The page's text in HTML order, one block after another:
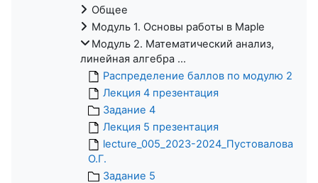
Общее
Модуль 1. Основы работы в Maple
Модуль 2. Математический анализ,
линейная алгебра ...
Распределение баллов по модулю 2
Лекция 4 презентация
Задание 4
Лекция 5 презентация
lecture_005_2023-2024_Пустовалова
О.Г.
Задание 5